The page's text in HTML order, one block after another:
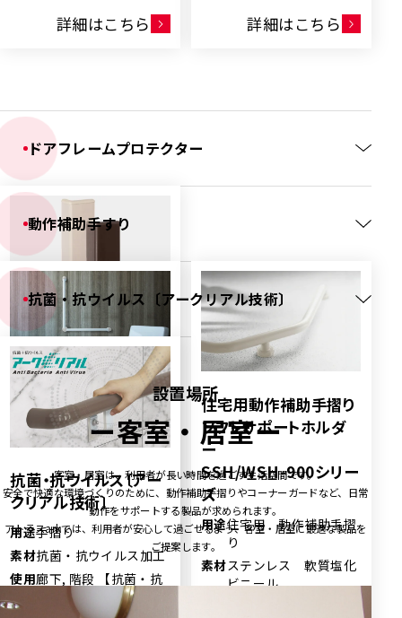
詳細はこちら 詳細はこちら
ドアフレームプロテクター
ドアフレームプロテク
ター
ADP-345
用途ドアフレームプロテク
ター
素材塩化ビニール アルミ
場所
廊下, 客室・居室, 内
壁・バックヤード
詳細はこちら
動作補助手すり
住宅用動作補助手摺り
アクアシリーズ
iQ手摺り
用途住宅用 動作補助手摺
り
ステンレス 軟質塩化
ビニール
使用
場所
玄関・エントランス,
客室・居室, 廊下, 階
段, トイレ
住宅用動作補助手摺り
ソフトサポートホルダ
ー
SSH/WSH-900シリー
ズ
用途住宅用 動作補助手摺
り
素材ステンレス 軟質塩化
ビニール
抗菌・抗ウイルス〔アークリアル技術〕
抗菌・抗ウイルス〔アー
クリアル技術〕
用途手摺り
素材抗菌・抗ウイルス加工
使用廊下, 階段 【抗菌・抗
ウイルス技術】
設置場所
ー客室・居室ー
客室・居室は、利用者が長い時間を過ごす生活空間です。
安全で快適な環境づくりのために、動作補助手摺りやコーナーガードなど、日常
動作をサポートする製品が求められます。
アトラスarkでは、利用者が安心して過ごせるよう、客室・居室に最適な製品を
ご提案します。